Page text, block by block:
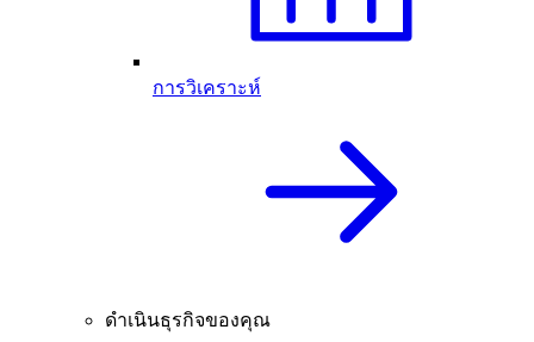
การวิเคราะห์
ดำเนินธุรกิจของคุณ